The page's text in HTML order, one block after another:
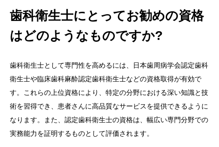
歯科衛生士にとってお勧めの資格
はどのようなものですか?
歯科衛生士として専門性を高めるには、日本歯周病学会認定歯科
衛生士や臨床歯科麻酔認定歯科衛生士などの資格取得が有効で
す。これらの上位資格により、特定の分野における深い知識と技
術を習得でき、患者さんに高品質なサービスを提供できるように
なります。また、認定歯科衛生士の資格は、幅広い専門分野での
実務能力を証明するものとして評価されます。